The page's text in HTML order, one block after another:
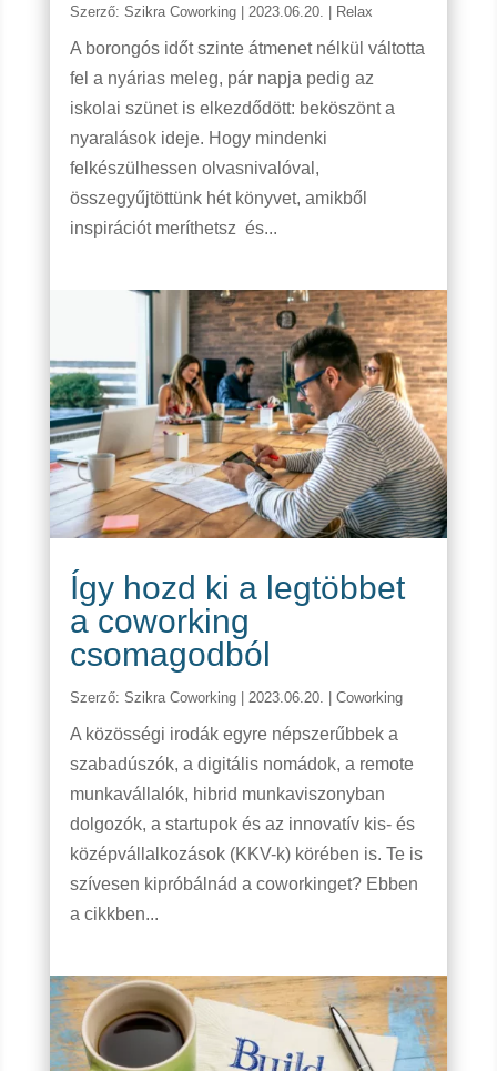
Szerző: Szikra Coworking| 2023.06.20. Relax
A borongós időt szinte átmenet nélkül váltotta
fel a nyárias meleg, pár napja pedig az
iskolai szünet is elkezdődött: beköszönt a
nyaralások ideje. Hogy mindenki
felkészülhessen olvasnivalóval,
összegyűjtöttünk hét könyvet, amikből
inspirációt meríthetsz és...
Így hozd ki a legtöbbet
a coworking
csomagodból
Szerző: Szikra Coworking| 2023.06.20. Coworking
A közösségi irodák egyre népszerűbbek a
szabadúszók, a digitális nomádok, a remote
munkavállalók, hibrid munkaviszonyban
dolgozók, a startupok és az innovatív kis- és
középvállalkozások (KKV-k) körében is. Te is
szívesen kipróbálnád a coworkinget? Ebben
a cikkben...